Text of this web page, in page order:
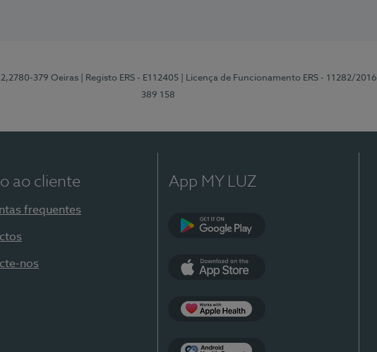
379 Oeiras | Registo ERS - E112405 | Licença de Funcionamento ERS - 11282/2016
389 158
ao cliente
frequentes
nos
App MY LUZ